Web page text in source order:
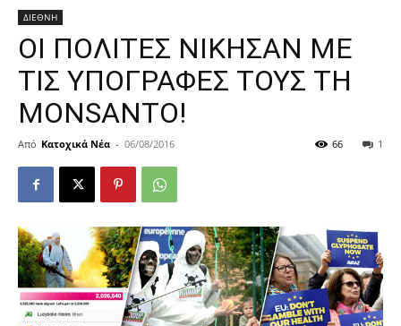
ΔΙΕΘΝΗ
ΟΙ ΠΟΛΙΤΕΣ ΝΙΚΗΣΑΝ ΜΕ
ΤΙΣ ΥΠΟΓΡΑΦΕΣ ΤΟΥΣ ΤΗ
MONSANTO!
Από Κατοχικά Νέα - 06/08/2016 1
66